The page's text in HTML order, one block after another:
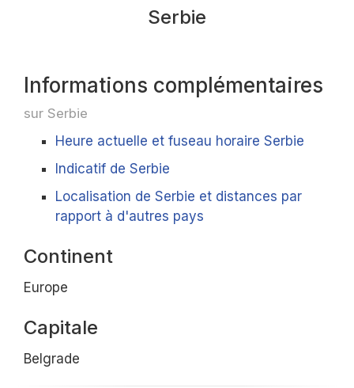
Serbie
Informations complémentaires
sur Serbie
Heure actuelle et fuseau horaire Serbie
Indicatif de Serbie
Localisation de Serbie et distances par
rapport à d'autres pays
Continent
Europe
Capitale
Belgrade